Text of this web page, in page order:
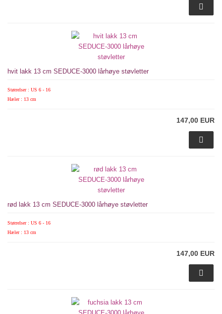
hvit lakk 13 cm SEDUCE-3000 lårhøye støvletter
Størrelser : US 6 - 16
Hæler : 13 cm
147,00 EUR
rød lakk 13 cm SEDUCE-3000 lårhøye støvletter
Størrelser : US 6 - 16
Hæler : 13 cm
147,00 EUR